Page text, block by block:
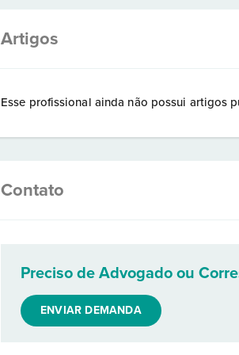
Artigos
Esse profissional ainda não possui artigos
Contato
Preciso de Advogado ou
ENVIAR DEMANDA